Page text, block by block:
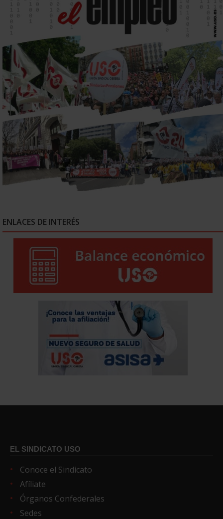
ENLACES DE INTERÉS
EL SINDICATO USO
Conoce el Sindicato
Afíliate
Órganos Confederales
Sedes